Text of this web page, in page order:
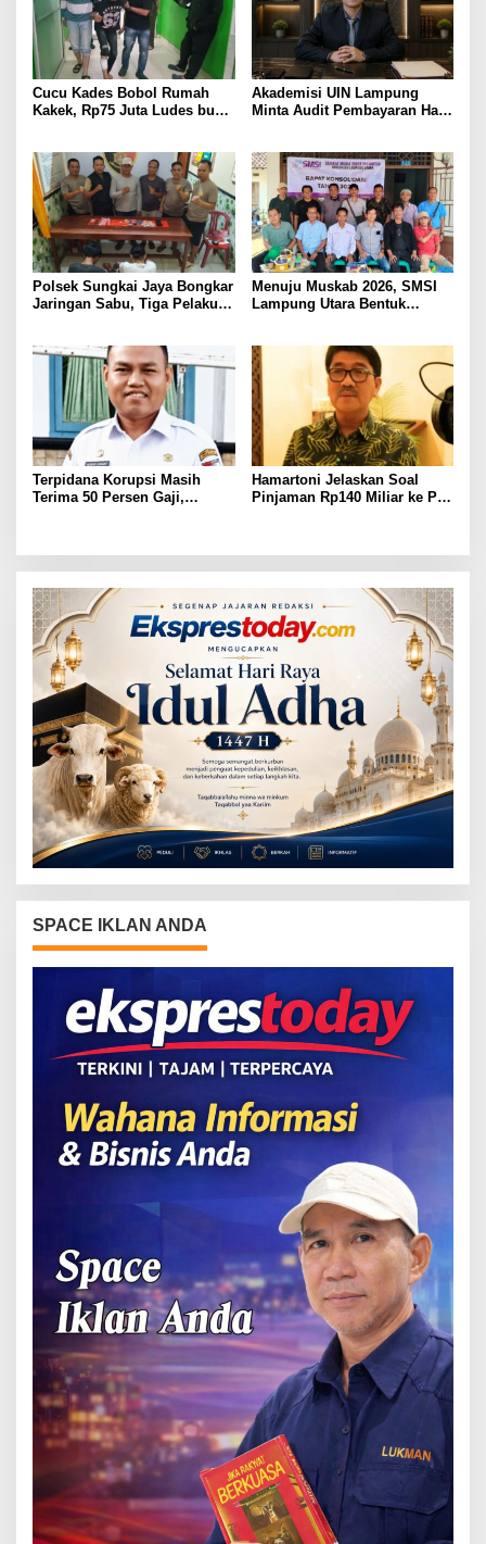
Cucu Kades Bobol Rumah
Kakek, Rp75 Juta Ludes buat
Akademisi UIN Lampung
Minta Audit Pembayaran Hak
Berlarut
Polsek Sungkai Jaya Bongkar
Jaringan Sabu, Tiga Pelaku
Menuju Muskab 2026, SMSI
Lampung Utara Bentuk
Terpidana Korupsi Masih
Terima 50 Persen Gaji,
Hamartoni Jelaskan Soal
Pinjaman Rp140 Miliar ke PT
SPACE IKLAN ANDA